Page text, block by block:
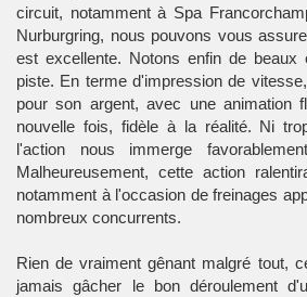
circuit, notamment à Spa
Nurburgring, nous pouvons vous
est excellente. Notons enfin de
piste. En terme d'impression de
pour son argent, avec une animation
nouvelle fois, fidèle à la réalité. Ni
l'action nous immerge
Malheureusement, cette action
notamment à l'occasion de freinages
nombreux concurrents.
Rien de vraiment gênant malgré tout,
jamais gâcher le bon déroulement